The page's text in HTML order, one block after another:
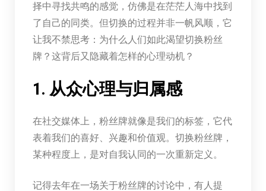
择中寻找共鸣的感觉，仿佛是在茫茫人海中找到
了自己的同类。但切换的过程并非一帆风顺，它
让我不禁思考：为什么人们如此渴望切换粉丝
牌？这背后又隐藏着怎样的心理动机？
1. 从众心理与归属感
在社交媒体上，粉丝牌就像是我们的标签，它代
表着我们的喜好、兴趣和价值观。切换粉丝牌，
某种程度上，是对自我认同的一次重新定义。
记得去年在一场关于粉丝牌的讨论中，有人提